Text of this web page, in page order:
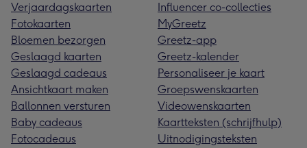
Verjaardagskaarten
Fotokaarten
Bloemen bezorgen
Geslaagd kaarten
Geslaagd cadeaus
Ansichtkaart maken
Ballonnen versturen
Baby cadeaus
Fotocadeaus
Influencer co-collecties
MyGreetz
Greetz-app
Greetz-kalender
Personaliseer je kaart
Groepswenskaarten
Videowenskaarten
Kaartteksten (schrijfhulp)
Uitnodigingsteksten